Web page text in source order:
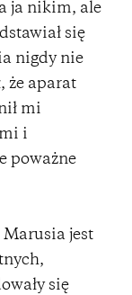
ja nikim, ale
się
nigdy nie
że aparat
mi
i
poważne
Marusia jest
się